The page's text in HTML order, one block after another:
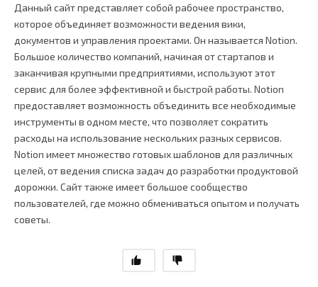
Данный сайт представляет собой рабочее пространство,
которое объединяет возможности ведения вики,
документов и управления проектами. Он называется Notion.
Большое количество компаний, начиная от стартапов и
заканчивая крупными предприятиями, используют этот
сервис для более эффективной и быстрой работы. Notion
предоставляет возможность объединить все необходимые
инструменты в одном месте, что позволяет сократить
расходы на использование нескольких разных сервисов.
Notion имеет множество готовых шаблонов для различных
целей, от ведения списка задач до разработки продуктовой
дорожки. Сайт также имеет большое сообщество
пользователей, где можно обмениваться опытом и получать
советы.